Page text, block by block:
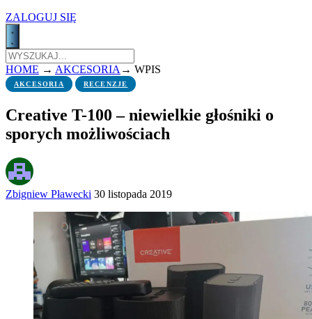
ZALOGUJ SIĘ
HOME → AKCESORIA → WPIS
AKCESORIA RECENZJE
Creative T-100 – niewielkie głośniki o
sporych możliwościach
Zbigniew Pławecki 30 listopada 2019